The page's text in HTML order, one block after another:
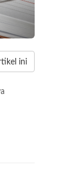
ini